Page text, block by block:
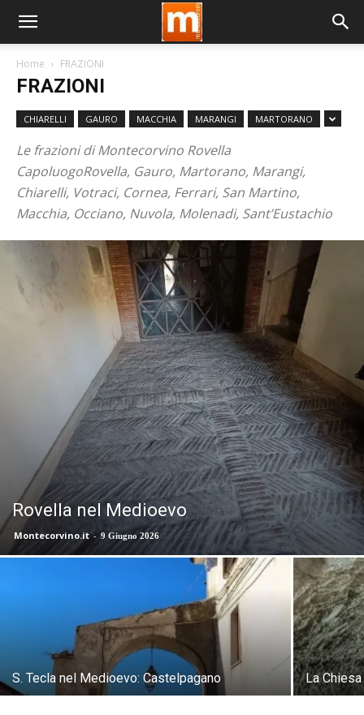
Home FRAZIONI
FRAZIONI
CHIARELLI GAURO MACCHIA MARANGI MARTORANO
Le frazioni di Montecorvino Rovella
CapoluogoRovella, Gauro, Martorano, Marangi,
Chiarelli, Votraci, Cornea, Ferrari, San Martino,
Macchia, Occiano, Nuvola, Molenadi, Sant’Eustachio
Rovella nel Medioevo
Montecorvino.it - 9 Giugno 2026
S. Tecla nel Medioevo: Castelpagano La